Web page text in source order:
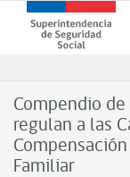
contenido
de
(SUSESO)
-
Gobierno
de
Chile
Compendio
regulan a las
Familiar